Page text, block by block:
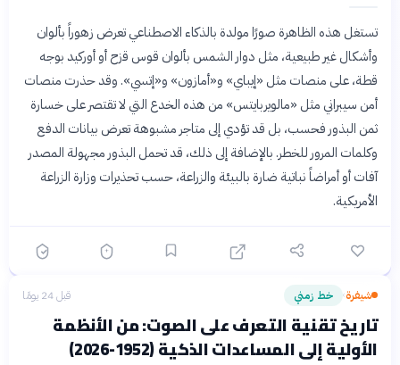
تستغل هذه الظاهرة صورًا مولدة بالذكاء الاصطناعي تعرض زهوراً بألوان
وأشكال غير طبيعية، مثل دوار الشمس بألوان قوس قزح أو أوركيد بوجه
قطة، على منصات مثل «إيباي» و«أمازون» و«إتسي». وقد حذرت منصات
أمن سيبراني مثل «مالويربايتس» من هذه الخدع التي لا تقتصر على خسارة
ثمن البذور فحسب، بل قد تؤدي إلى متاجر مشبوهة تعرض بيانات الدفع
وكلمات المرور للخطر. بالإضافة إلى ذلك، قد تحمل البذور مجهولة المصدر
آفات أو أمراضاً نباتية ضارة بالبيئة والزراعة، حسب تحذيرات وزارة الزراعة
الأمريكية.
شيفرة› خط زمني قبل 24 يومًا
تاريخ تقنية التعرف على الصوت: من الأنظمة
الأولية إلى المساعدات الذكية (1952-2026)